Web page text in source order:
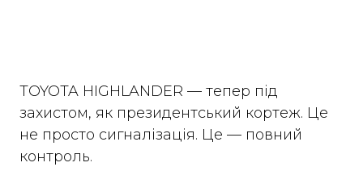
TOYOTA HIGHLANDER — тепер під
захистом, як президентський кортеж. Це
не просто сигналізація. Це — повний
контроль.